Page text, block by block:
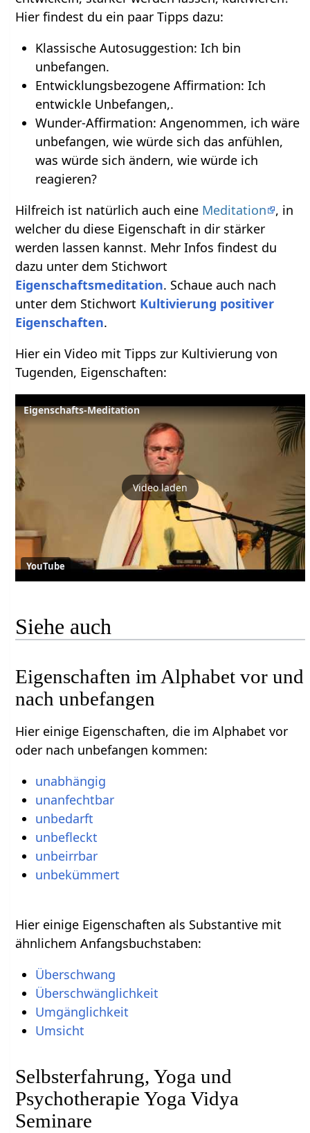
Hier findest du ein paar Tipps dazu:
Klassische Autosuggestion: Ich bin
unbefangen.
Entwicklungsbezogene Affirmation: Ich
entwickle Unbefangen,.
Wunder-Affirmation: Angenommen, ich wäre
unbefangen, wie würde sich das anfühlen,
was würde sich ändern, wie würde ich
reagieren?
Hilfreich ist natürlich auch eine Meditation
, in
welcher du diese Eigenschaft in dir stärker
werden lassen kannst. Mehr Infos findest du
dazu unter dem Stichwort
Eigenschaftsmeditation. Schaue auch nach
unter dem Stichwort Kultivierung positiver
Eigenschaften.
Hier ein Video mit Tipps zur Kultivierung von
Tugenden, Eigenschaften:
Eigenschafts-Meditation
Video laden
YouTube
Siehe auch
Eigenschaften im Alphabet vor und
nach unbefangen
Hier einige Eigenschaften, die im Alphabet vor
oder nach unbefangen kommen:
unabhängig
unanfechtbar
unbedarft
unbefleckt
unbeirrbar
unbekümmert
Hier einige Eigenschaften als Substantive mit
ähnlichem Anfangsbuchstaben:
Überschwang
Überschwänglichkeit
Umgänglichkeit
Umsicht
Selbsterfahrung, Yoga und
Psychotherapie Yoga Vidya
Seminare